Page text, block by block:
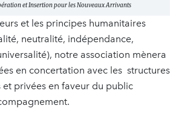
et Insertion pour les Nouveaux Arrivants
et les principes humanitaires
neutralité, indépendance,
notre association mènera
en concertation avec les structures
privées en faveur du public